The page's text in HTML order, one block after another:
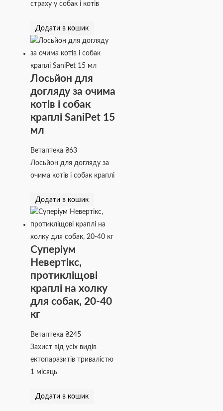
страху у собак і котів
Додати в кошик
Лосьйон для
догляду за очима
котів і собак
краплі SaniPet 15
мл
Ветаптека₴63
Лосьйон для догляду за
очима котів і собак краплі
Додати в кошик
Суперіум
Невертікс,
протикліщові
краплі на холку
для собак, 20-40
кг
Ветаптека₴245
Захист від усіх видів
ектопаразитів тривалістю
1 місяць
Додати в кошик